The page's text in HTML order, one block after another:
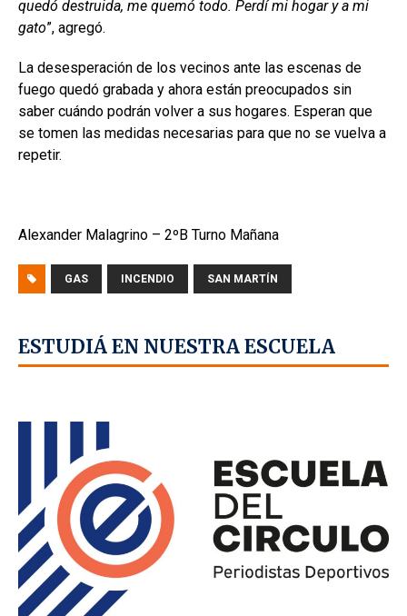
quedó destruida, me quemó todo. Perdí mi hogar y a mi
gato”, agregó.
La desesperación de los vecinos ante las escenas de
fuego quedó grabada y ahora están preocupados sin
saber cuándo podrán volver a sus hogares. Esperan que
se tomen las medidas necesarias para que no se vuelva a
repetir.
Alexander Malagrino – 2ºB Turno Mañana
GAS INCENDIO SAN MARTÍN
ESTUDIÁ EN NUESTRA ESCUELA